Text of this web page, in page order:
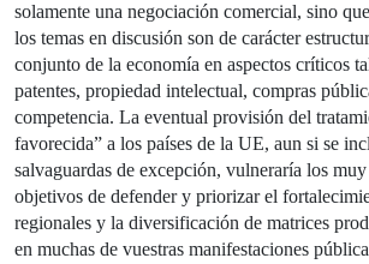
solamente una negociación comercial, sino
los temas en discusión son de carácter
conjunto de la economía en aspectos críticos
patentes, propiedad intelectual, compras
competencia. La eventual provisión del
favorecida” a los países de la UE, aun si se
salvaguardas de excepción, vulneraría los
objetivos de defender y priorizar el
regionales y la diversificación de matrices
en muchas de vuestras manifestaciones